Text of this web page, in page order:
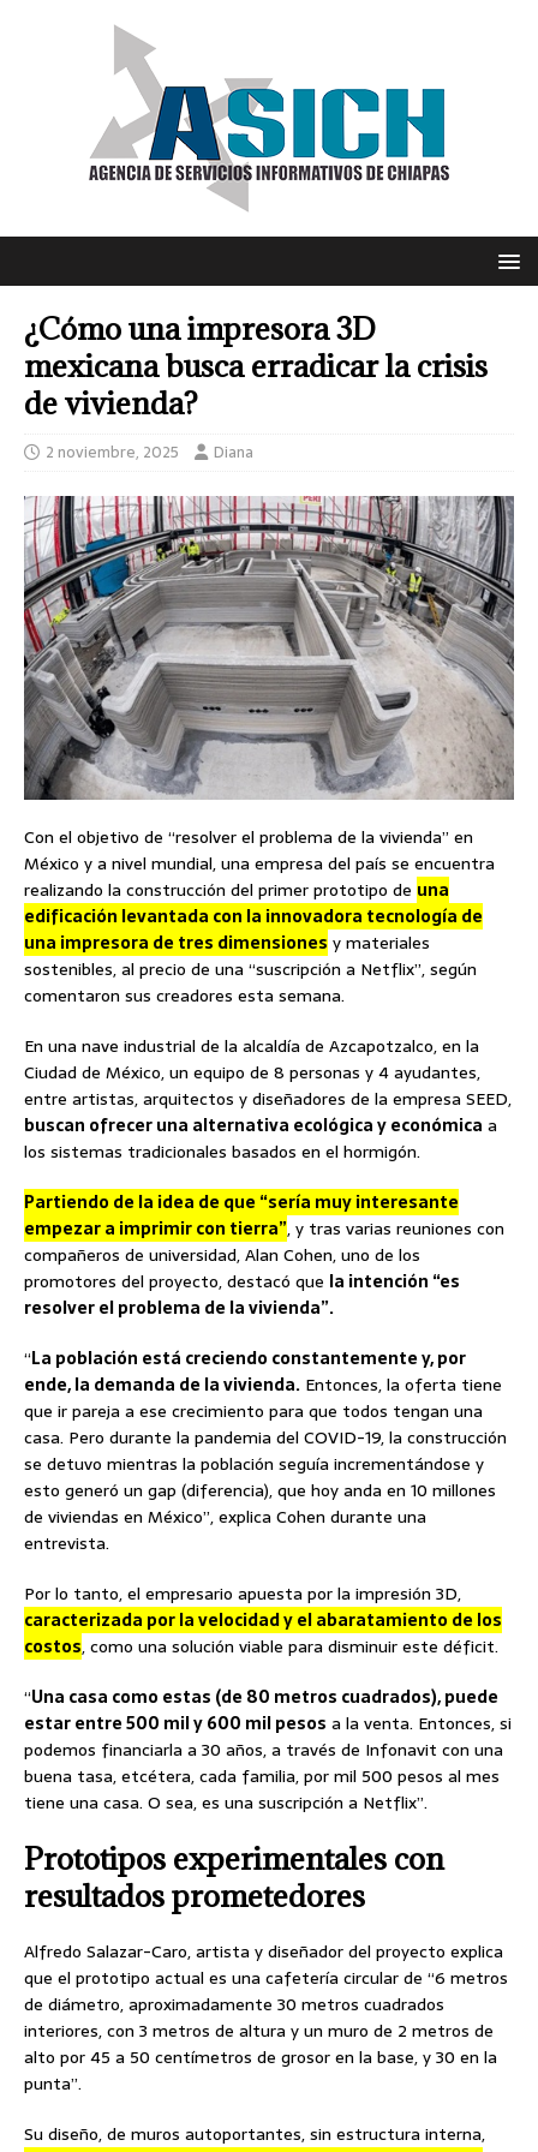
¿Cómo una impresora 3D
mexicana busca erradicar la crisis
de vivienda?
2 noviembre, 2025 Diana
Con el objetivo de “resolver el problema de la vivienda” en
México y a nivel mundial, una empresa del país se encuentra
realizando la construcción del primer prototipo de una
edificación levantada con la innovadora tecnología de
una impresora de tres dimensiones y materiales
sostenibles, al precio de una “suscripción a Netflix”, según
comentaron sus creadores esta semana.
En una nave industrial de la alcaldía de Azcapotzalco, en la
Ciudad de México, un equipo de 8 personas y 4 ayudantes,
entre artistas, arquitectos y diseñadores de la empresa SEED,
buscan ofrecer una alternativa ecológica y económica a
los sistemas tradicionales basados en el hormigón.
Partiendo de la idea de que “sería muy interesante
empezar a imprimir con tierra”, y tras varias reuniones con
compañeros de universidad, Alan Cohen, uno de los
promotores del proyecto, destacó que la intención “es
resolver el problema de la vivienda”.
“La población está creciendo constantemente y, por
ende, la demanda de la vivienda. Entonces, la oferta tiene
que ir pareja a ese crecimiento para que todos tengan una
casa. Pero durante la pandemia del COVID-19, la construcción
se detuvo mientras la población seguía incrementándose y
esto generó un gap (diferencia), que hoy anda en 10 millones
de viviendas en México”, explica Cohen durante una
entrevista.
Por lo tanto, el empresario apuesta por la impresión 3D,
caracterizada por la velocidad y el abaratamiento de los
costos, como una solución viable para disminuir este déficit.
“Una casa como estas (de 80 metros cuadrados), puede
estar entre 500 mil y 600 mil pesos a la venta. Entonces, si
podemos financiarla a 30 años, a través de Infonavit con una
buena tasa, etcétera, cada familia, por mil 500 pesos al mes
tiene una casa. O sea, es una suscripción a Netflix”.
Prototipos experimentales con
resultados prometedores
Alfredo Salazar-Caro, artista y diseñador del proyecto explica
que el prototipo actual es una cafetería circular de “6 metros
de diámetro, aproximadamente 30 metros cuadrados
interiores, con 3 metros de altura y un muro de 2 metros de
alto por 45 a 50 centímetros de grosor en la base, y 30 en la
punta”.
Su diseño, de muros autoportantes, sin estructura interna,